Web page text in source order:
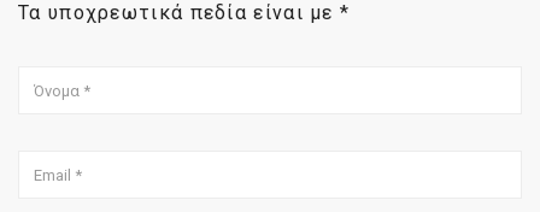
Τα υποχρεωτικά πεδία είναι με*